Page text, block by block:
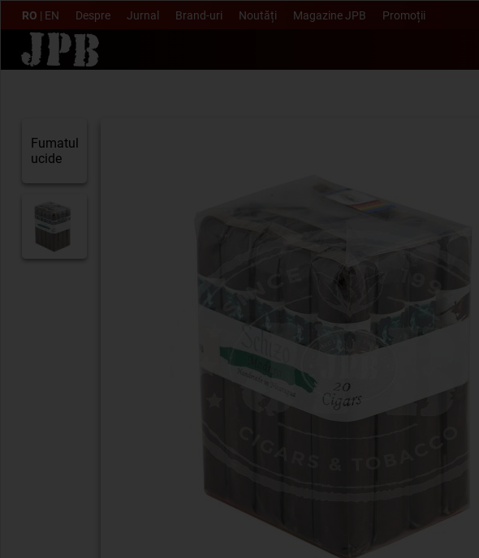
RO | EN Despre Jurnal Brand-uri Noutăți Magazine JPB Promoții
Fumatul
ucide